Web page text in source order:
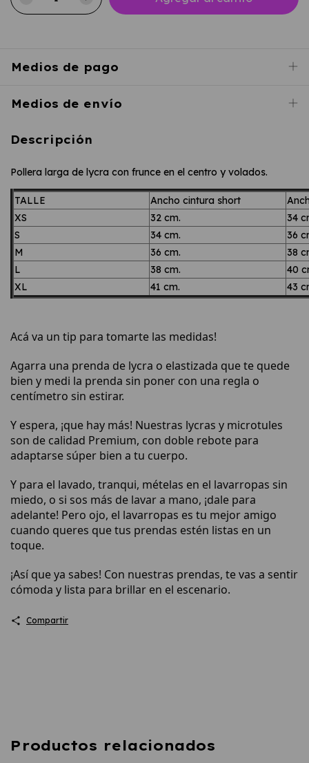
Medios de pago
Medios de envío
Descripción
Pollera larga de lycra con frunce en el centro y volados.
TALLE Ancho cintura short
XS
32 cm.
34
S
34 cm.
36
M
36 cm.
38
L
38 cm.
40
XL
41 cm. 43
Acá va un tip para tomarte las medidas!
Agarra una prenda de lycra o elastizada que te quede
bien y medi la prenda sin poner con una regla o
centímetro sin estirar.
Y espera, ¡que hay más! Nuestras lycras y microtules
son de calidad Premium, con doble rebote para
adaptarse súper bien a tu cuerpo.
Y para el lavado, tranqui, mételas en el lavarropas sin
miedo, o si sos más de lavar a mano, ¡dale para
adelante! Pero ojo, el lavarropas es tu mejor amigo
cuando queres que tus prendas estén listas en un
toque.
¡Así que ya sabes! Con nuestras prendas, te vas a sentir
cómoda y lista para brillar en el escenario.
Compartir
Productos relacionados